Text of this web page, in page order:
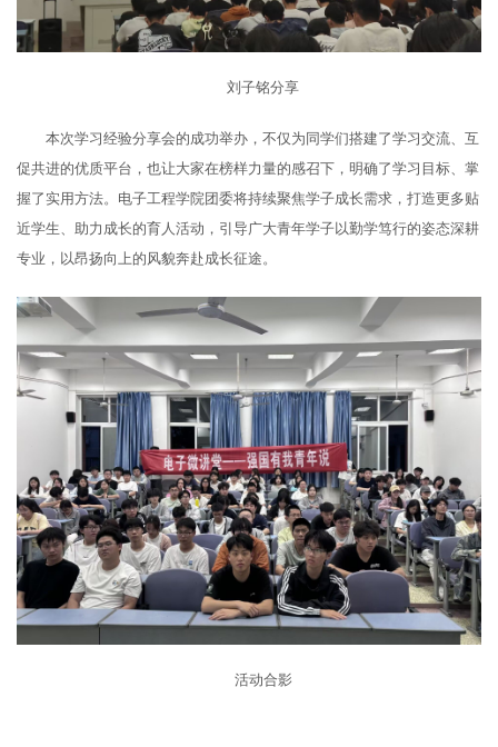
刘子铭分享
本次学习经验分享会的成功举办，不仅为同学们搭建了学习交流、互
促共进的优质平台，也让大家在榜样力量的感召下，明确了学习目标、掌
握了实用方法。电子工程学院团委将持续聚焦学子成长需求，打造更多贴
近学生、助力成长的育人活动，引导广大青年学子以勤学笃行的姿态深耕
专业，以昂扬向上的风貌奔赴成长征途。
活动合影